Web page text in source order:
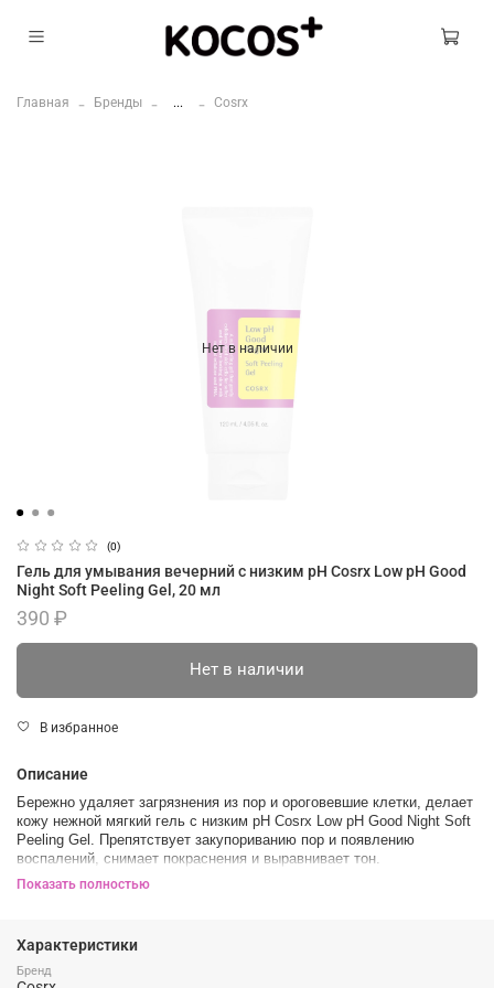
Главная Бренды ... Cosrx
Нет в наличии
(0)
Гель для умывания вечерний с низким pH Cosrx Low pH Good
Night Soft Peeling Gel, 20 мл
390 ₽
Нет в наличии
В избранное
Описание
Бережно удаляет загрязнения из пор и ороговевшие клетки, делает
кожу нежной мягкий гель с низким pH Cosrx Low pH Good Night Soft
Peeling Gel. Препятствует закупориванию пор и появлению
воспалений, снимает покраснения и выравнивает тон.
Гель не вызывает раздражений и повышенной чувствительности,
здоровый, отдохнувший вид.
Показать полностью
Характеристики
Бренд